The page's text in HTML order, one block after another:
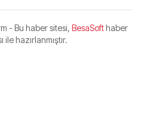
- Bu haber sitesi, BesaSofthaber
ile hazırlanmıştır.